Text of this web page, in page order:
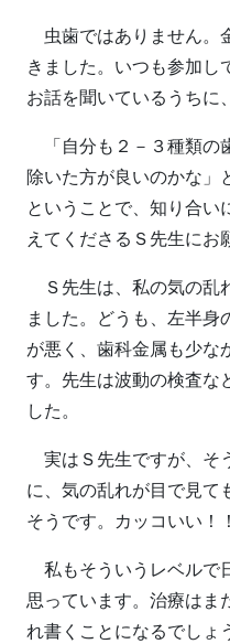
虫歯ではありません。
きました。いつも参加
お話を聞いているうちに、
「自分も２－３種類の
除いた方が良いのかな」
ということで、知り合い
えてくださるＳ先生にお
Ｓ先生は、私の気の乱
ました。どうも、左半身
が悪く、歯科金属も少な
す。先生は波動の検査な
した。
実はＳ先生ですが、そ
に、気の乱れが目で見て
そうです。カッコいい！
私もそういうレベルで
思っています。治療はま
れ書くことになるでしょ